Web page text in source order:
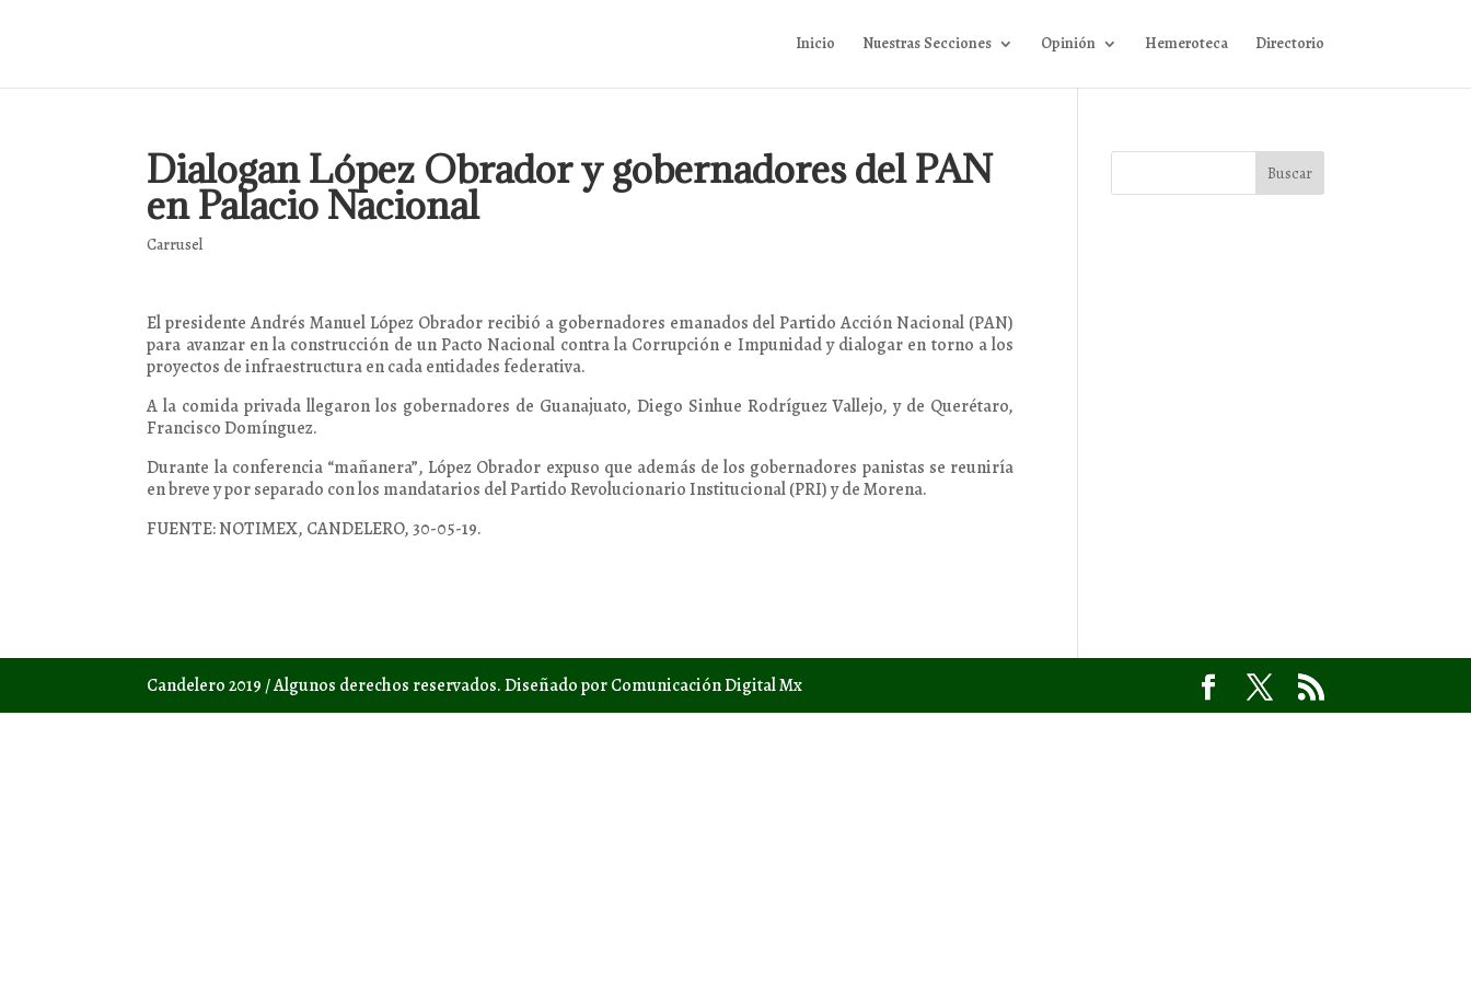
Inicio Nuestras Secciones Opinión Hemeroteca Directorio
Dialogan López Obrador y gobernadores del PAN
en Palacio Nacional
Carrusel
El presidente Andrés Manuel López Obrador recibió a gobernadores emanados del Partido Acción Nacional (PAN)
para avanzar en la construcción de un Pacto Nacional contra la Corrupción e Impunidad y dialogar en torno a los
proyectos de infraestructura en cada entidades federativa.
A la comida privada llegaron los gobernadores de Guanajuato, Diego Sinhue Rodríguez Vallejo, y de Querétaro,
Francisco Domínguez.
Durante la conferencia “mañanera”, López Obrador expuso que además de los gobernadores panistas se reuniría
en breve y por separado con los mandatarios del Partido Revolucionario Institucional (PRI) y de Morena.
FUENTE: NOTIMEX, CANDELERO, 30-05-19.
Candelero 2019 / Algunos derechos reservados. Diseñado por Comunicación Digital Mx